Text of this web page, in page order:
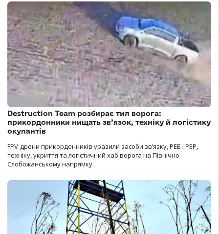
Destruction Team розбирає тил ворога:
прикордонники нищать зв’язок, техніку й логістику
окупантів
FPV-дрони прикордонників уразили засоби зв’язку, РЕБ і РЕР,
техніку, укриття та логістичний хаб ворога на Північно-
Слобожанському напрямку.